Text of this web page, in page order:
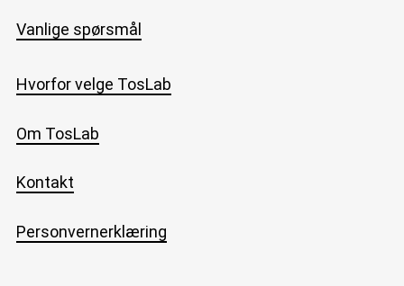
Vanlige spørsmål
Hvorfor velge TosLab
Om TosLab
Kontakt
Personvernerklæring